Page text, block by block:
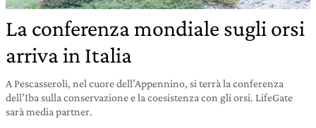
La conferenza mondiale sugli orsi
arriva in Italia
A Pescasseroli, nel cuore dell’Appennino, si terrà la conferenza
dell’Iba sulla conservazione e la coesistenza con gli orsi. LifeGate
sarà media partner.